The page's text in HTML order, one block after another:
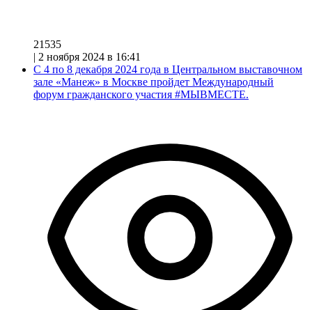
21535
| 2 ноября 2024 в 16:41
С 4 по 8 декабря 2024 года в Центральном выставочном
зале «Манеж» в Москве пройдет Международный
форум гражданского участия #МЫВМЕСТЕ.